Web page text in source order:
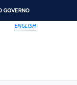
GOVERNO
ENGLISH